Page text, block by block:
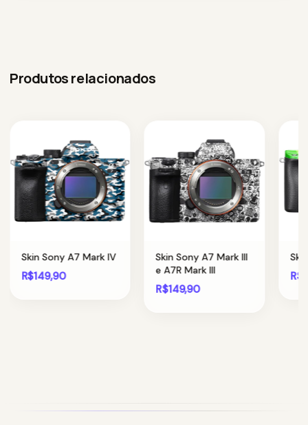
Produtos relacionados
Skin Sony A7 Mark IV
R$149,90
Skin Sony A7 Mark III
e A7R Mark III
R$149,90